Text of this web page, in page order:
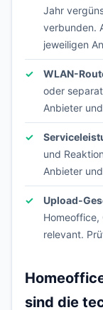
Jahr
verbunden.
jeweiligen
WLAN-
oder
Anbieter
und
Anbieter
Upload-
Homeoffice,
relevant.
sind die